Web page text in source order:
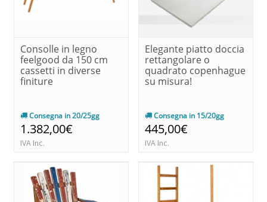
Consolle in legno
feelgood da 150 cm
cassetti in diverse
finiture
Consegna in 20/25gg
1.382,00€
IVA Inc.
Elegante piatto doccia
rettangolare o
quadrato copenhague
su misura!
Consegna in 15/20gg
445,00€
IVA Inc.